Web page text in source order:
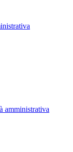
amministrativa